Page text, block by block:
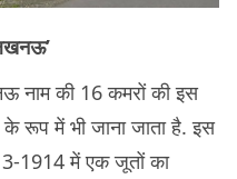
नाम की 16 कमरों की इस
के रूप में भी जाना जाता है. इस
1914 में एक जूतों का